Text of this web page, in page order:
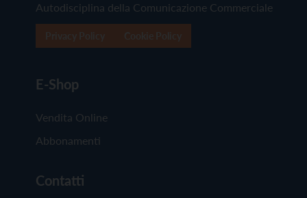
Autodisciplina della Comunicazione Commerciale
E-Shop
Vendita Online
Abbonamenti
Contatti